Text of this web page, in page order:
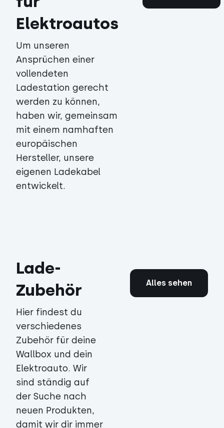
Elektroautos
Um unseren
Ansprüchen einer
vollendeten
Ladestation gerecht
werden zu können,
haben wir, gemeinsam
mit einem namhaften
europäischen
Hersteller, unsere
eigenen Ladekabel
entwickelt.
Lade-
Zubehör
Hier findest du
verschiedenes
Zubehör für deine
Wallbox und dein
Elektroauto. Wir
sind ständig auf
der Suche nach
neuen Produkten,
damit wir dir immer
Alles sehen